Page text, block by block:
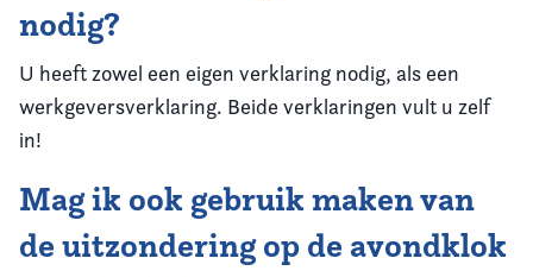
nodig?
U heeft zowel een eigen verklaring nodig, als een
werkgeversverklaring. Beide verklaringen vult u zelf
in!
Mag ik ook gebruik maken van
de uitzondering op de avondklok